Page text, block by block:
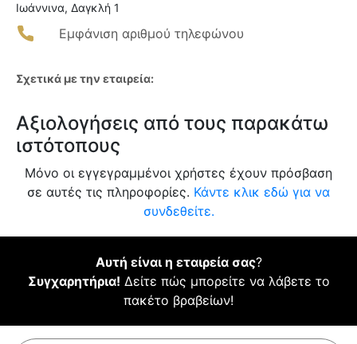
Ιωάννινα, Δαγκλή 1
Εμφάνιση αριθμού τηλεφώνου
Σχετικά με την εταιρεία:
Αξιολογήσεις από τους παρακάτω
ιστότοπους
Μόνο οι εγγεγραμμένοι χρήστες έχουν πρόσβαση
σε αυτές τις πληροφορίες. Κάντε κλικ εδώ για να
συνδεθείτε.
Αυτή είναι η εταιρεία σας?
Συγχαρητήρια! Δείτε πώς μπορείτε να λάβετε το
πακέτο βραβείων!